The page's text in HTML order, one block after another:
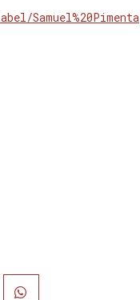
Samuel%20Pimenta